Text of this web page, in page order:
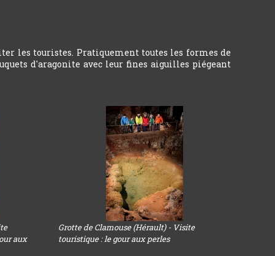
les touristes. Pratiquement toutes les formes de
d'aragonite avec leur fines aiguilles piégeant
aux
Grotte de Clamouse (Hérault) - Visite
touristique : le gour aux perles